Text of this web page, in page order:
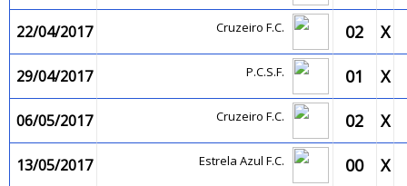
22/04/2017 Cruzeiro F.C. 02 X
29/04/2017 P.C.S.F. 01 X
06/05/2017 Cruzeiro F.C. 02 X
13/05/2017 Estrela Azul F.C. 00 X